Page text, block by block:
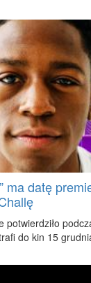
ma datę
po­twier­dzi­ło
do kin 15